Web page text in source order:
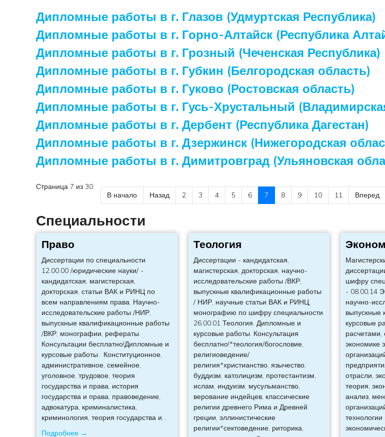
Дипломные работы в г. Глазов (Удмуртская Республика)
Дипломные работы в г. Горно-Алтайск (Республика
Дипломные работы в г. Грозный (Чеченская Республика)
Дипломные работы в г. Губкин (Белгородская область)
Дипломные работы в г. Гуково (Ростовская область)
Дипломные работы в г. Гусь-Хрустальный
Дипломные работы в г. Дербент (Республика Дагестан)
Дипломные работы в г. Дзержинск (Нижегородская
Дипломные работы в г. Димитровград (Ульяновская
Страница 7 из 30
В начало
Назад 2 3 4 5 6 7 8 9 10 11 Вперед
Специальности
Право
Диссертации по специальности
12.00.00 /юридические науки/ -
кандидатская, магистерская,
докторская, статьи ВАК и РИНЦ по
всем направлениям права. Научно-
исследовательские работы /НИР,
выпускные квалификационные работы
/ВКР, монографии, рефераты.
Консультации бесплатно!Дипломные и
курсовые работы. Конституционное,
административное, семейное,
уголовное, трудовое, теория
государства и права, история
государства и права, правоведение,
адвокатура, криминалистика,
криминология, теория государства и…
Подробнее →
Теология
Диссертации - кандидатская,
магистерская, докторская, научно-
исследовательские работы /ВКР,
выпускные квалификационные работы
/ НИР, научные статьи ВАК и РИНЦ,
монографию по шифру специальности
26.00.01 Теология. Дипломные и
курсовые работы. Консультация
бесплатно!*теология/богословие,
религиоведение/
религия*христианство, язычество,
буддизм, католицизм, протестантизм,
ислам, индуизм, мусульманство,
верование индейцев, классические
религии древнего Рима и Древней
греции, эллинистические
религии*сектоведение, риторика,
шифру
- 08.00.14
научно-
выпускные
курсовые
расчетами,
экономике
отрасли,
теория,
анализ,